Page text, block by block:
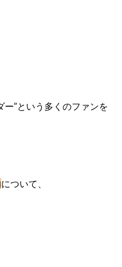
”という多くのファンを
について、